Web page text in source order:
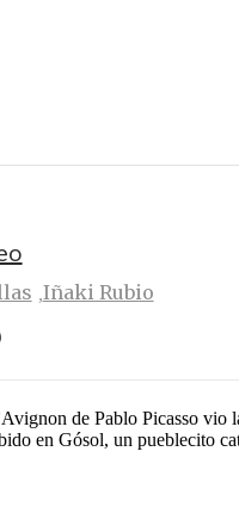
Iñaki Rubio
de Pablo Picasso vio
en Gósol, un pueblecito